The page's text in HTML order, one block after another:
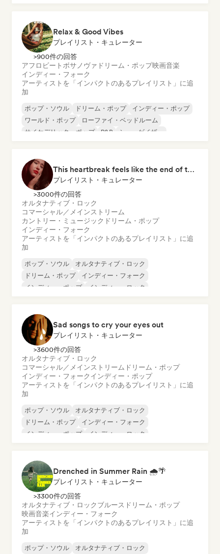
Relax & Good Vibes
プレイリスト・キュレーター
>900件の回答
アフロビート ボサノヴァ ドリーム・ポップ映画音楽
インディー・フォーク
アーティストを「インパクトのあるプレイリスト」に追
加
ポップ・ソウル ドリーム・ポップ
インディー・ポップ
ワールド・ポップ
ローファイ・ベッドルーム
サイケデリック・ポップ
R&B シューゲイザー
This heartbreak feels like the end of the world
プレイリスト・キュレーター
>3000件の回答
オルタナティブ・ロック
コマーシャル／メインストリーム
カントリー・ミュージック ドリーム・ポップ
インディー・フォーク
アーティストを「インパクトのあるプレイリスト」に追
加
ポップ・ソウル
オルタナティブ・ロック
ドリーム・ポップ
インディー・フォーク
インディー・ポップ
インディー・ロック
Sad songs to cry your eyes out
プレイリスト・キュレーター
>3600件の回答
オルタナティブ・ロック
コマーシャル／メインストリーム ドリーム・ポップ
インディー・フォークインディー・ポップ
アーティストを「インパクトのあるプレイリスト」に追
加
ポップ・ソウル
オルタナティブ・ロック
ドリーム・ポップ
インディー・フォーク
インディー・ポップ
インディー・ロック
Drenched in Summer Rain 🌧️🌴
プレイリスト・キュレーター
>3300件の回答
オルタナティブ・ロックブルース ドリーム・ポップ
映画音楽インディー・フォーク
アーティストを「インパクトのあるプレイリスト」に追
加
ポップ・ソウル
オルタナティブ・ロック